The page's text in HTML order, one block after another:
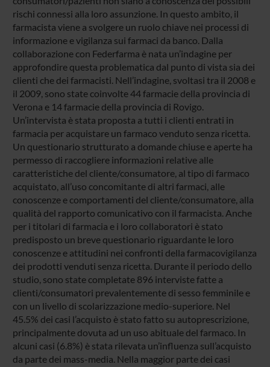
rischi connessi alla loro assunzione. In questo ambito, il
farmacista viene a svolgere un ruolo chiave nei processi di
informazione e vigilanza sui farmaci da banco. Dalla
collaborazione con Federfarma è nata un’indagine per
approfondire questa problematica dal punto di vista sia dei
clienti che dei farmacisti. Nell’indagine, svoltasi tra il 2008 e
il 2009, sono state coinvolte 44 farmacie della provincia di
Verona e 14 farmacie della provincia di Rovigo.
Un’intervista è stata proposta a tutti i clienti entrati in
farmacia per acquistare un farmaco venduto senza ricetta.
Un questionario strutturato a domande chiuse e aperte ha
permesso di raccogliere informazioni relative alle
caratteristiche del cliente/consumatore, al tipo di farmaco
acquistato, all’uso concomitante di altri farmaci, alle
conoscenze e comportamenti del cliente/consumatore, alla
qualità del rapporto comunicativo con il farmacista. Anche
per i titolari di farmacia e i loro collaboratori è stato
predisposto un breve questionario riguardante le loro
conoscenze e attitudini nei confronti della farmacovigilanza
dei prodotti venduti senza ricetta. Durante il periodo dello
studio, sono state completate 896 interviste fatte a
clienti/consumatori prevalentemente di sesso femminile e
con un livello di scolarizzazione medio-superiore. Nel
45.5% dei casi l’acquisto è stato fatto su autoprescrizione,
principalmente dovuta ad un uso abituale del farmaco. In
alcuni casi (6.8%) è stata rilevata un’influenza sull’acquisto
da parte dei mass-media. Nella maggior parte dei casi